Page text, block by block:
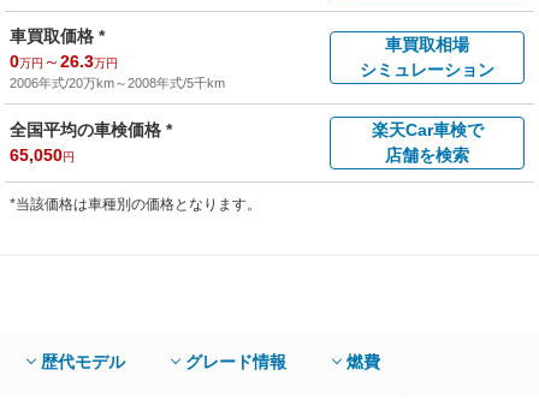
車買取価格 *
0万円 ～26.3万円
2006年式/20万km～2008年式/5千km
車買取相場
シミュレーション
全国平均の車検価格 *
65,050円
楽天Car車検で
店舗を検索
*当該価格は車種別の価格となります。
歴代モデル グレード情報 燃費